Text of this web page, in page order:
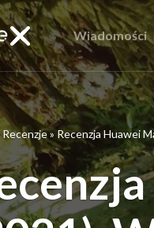
Wiadomości
Recenzje» Recenzja Huawei